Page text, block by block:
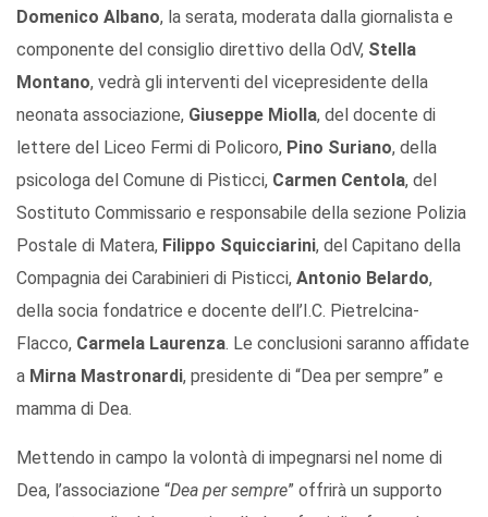
Domenico Albano, la serata, moderata dalla giornalista e
componente del consiglio direttivo della OdV, Stella
Montano, vedrà gli interventi del vicepresidente della
neonata associazione, Giuseppe Miolla, del docente di
lettere del Liceo Fermi di Policoro, Pino Suriano, della
psicologa del Comune di Pisticci, Carmen Centola, del
Sostituto Commissario e responsabile della sezione Polizia
Postale di Matera, Filippo Squicciarini, del Capitano della
Compagnia dei Carabinieri di Pisticci, Antonio Belardo,
della socia fondatrice e docente dell’I.C. Pietrelcina-
Flacco, Carmela Laurenza. Le conclusioni saranno affidate
a Mirna Mastronardi, presidente di “Dea per sempre” e
mamma di Dea.
Mettendo in campo la volontà di impegnarsi nel nome di
Dea, l’associazione “Dea per sempre” offrirà un supporto